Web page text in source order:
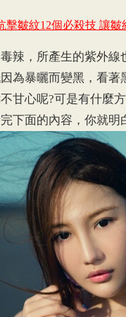
擊皺紋12個必殺技 讓皺
辣，所產生的紫外線
為暴曬而變黑，看著
甘心呢?可是有什麼
下面的內容，你就明